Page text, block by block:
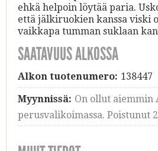
ehkä helpoin löytää paria.
että jälkiruokien kanssa viski
vaikkapa tumman suklaan
SAATAVUUS ALKOSSA
Alkon tuotenumero: 138447
Myynnissä: On ollut aiemmin
perusvalikoimassa. Poistunut